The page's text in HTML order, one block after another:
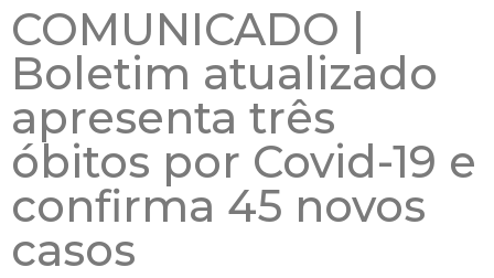
COMUNICADO |
Boletim atualizado
apresenta três
óbitos por Covid-19 e
confirma 45 novos
casos